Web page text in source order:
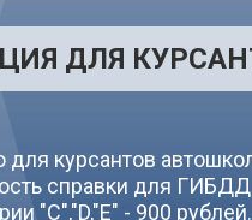
ДЛЯ
для курсантов
справки для ГИБДД
"С","D,"E" - 900